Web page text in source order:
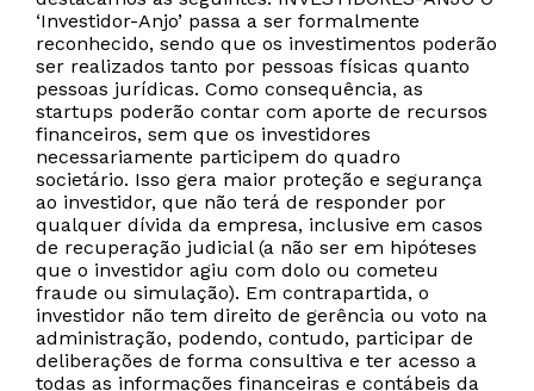
‘Investidor-Anjo’ passa a ser formalmente
reconhecido, sendo que os investimentos poderão
ser realizados tanto por pessoas físicas quanto
pessoas jurídicas. Como consequência, as
startups poderão contar com aporte de recursos
financeiros, sem que os investidores
necessariamente participem do quadro
societário. Isso gera maior proteção e segurança
ao investidor, que não terá de responder por
qualquer dívida da empresa, inclusive em casos
de recuperação judicial (a não ser em hipóteses
que o investidor agiu com dolo ou cometeu
fraude ou simulação). Em contrapartida, o
investidor não tem direito de gerência ou voto na
administração, podendo, contudo, participar de
deliberações de forma consultiva e ter acesso a
todas as informações financeiras e contábeis da